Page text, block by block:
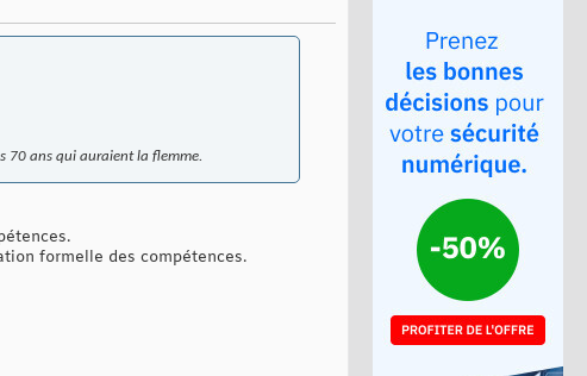
70 ans qui auraient la flemme.
formelle des compétences.